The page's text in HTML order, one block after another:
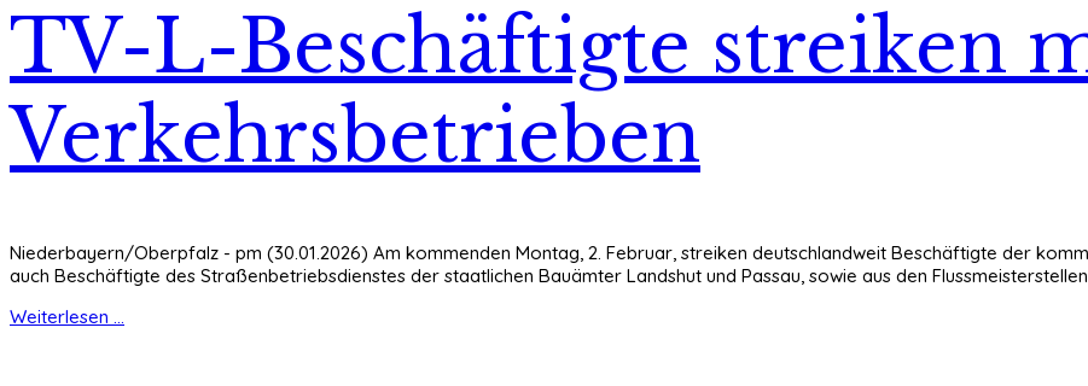
TV-L-Beschäftigte streiken
Verkehrsbetrieben
Niederbayern/Oberpfalz - pm (30.01.2026) Am kommenden Montag, 2. Februar, streiken deutschlandweit Beschäftigte der
auch Beschäftigte des Straßenbetriebsdienstes der staatlichen Bauämter Landshut und Passau, sowie aus den
Weiterlesen ...